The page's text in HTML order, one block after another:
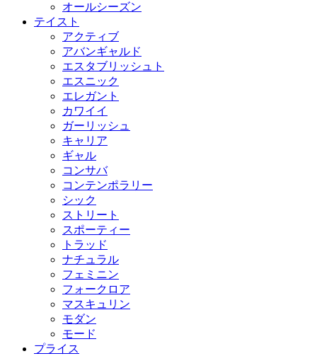
オールシーズン
テイスト
アクティブ
アバンギャルド
エスタブリッシュト
エスニック
エレガント
カワイイ
ガーリッシュ
キャリア
ギャル
コンサバ
コンテンポラリー
シック
ストリート
スポーティー
トラッド
ナチュラル
フェミニン
フォークロア
マスキュリン
モダン
モード
プライス